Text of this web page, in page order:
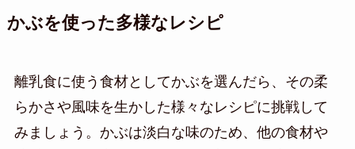
かぶを使った多様なレシピ
離乳食に使う食材としてかぶを選んだら、その柔
らかさや風味を生かした様々なレシピに挑戦して
みましょう。かぶは淡白な味のため、他の食材や